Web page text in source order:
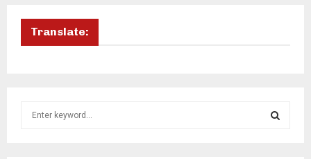
Translate: